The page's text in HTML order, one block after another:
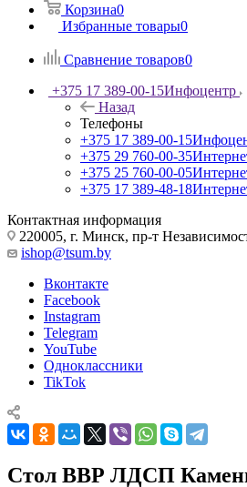
Корзина0
Избранные товары0
Сравнение товаров0
+375 17 389-00-15Инфоцентр
Назад
Телефоны
+375 17 389-00-15
+375 29 760-00-35
+375 25 760-00-05
+375 17 389-48-18
Контактная информация
220005, г. Минск, пр-т
ishop@tsum.by
Вконтакте
Facebook
Instagram
Telegram
YouTube
Одноклассники
TikTok
Стол ВВР ЛДСП